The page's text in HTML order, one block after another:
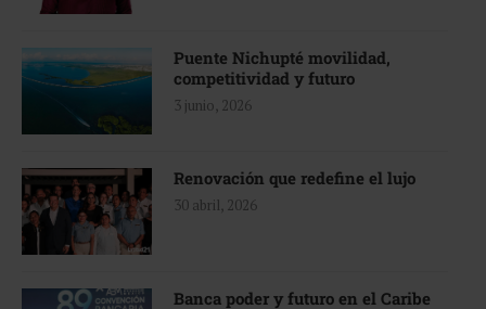
Puente Nichupté movilidad,
competitividad y futuro
3 junio, 2026
Renovación que redefine el lujo
30 abril, 2026
Banca poder y futuro en el Caribe